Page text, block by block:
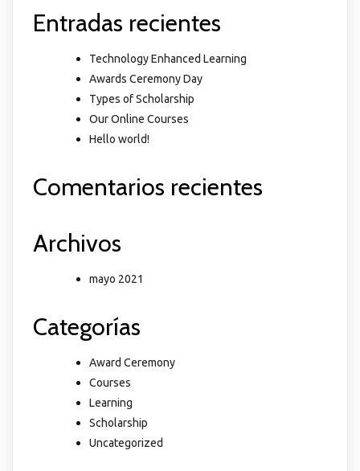
Entradas recientes
Technology Enhanced Learning
Awards Ceremony Day
Types of Scholarship
Our Online Courses
Hello world!
Comentarios recientes
Archivos
mayo 2021
Categorías
Award Ceremony
Courses
Learning
Scholarship
Uncategorized